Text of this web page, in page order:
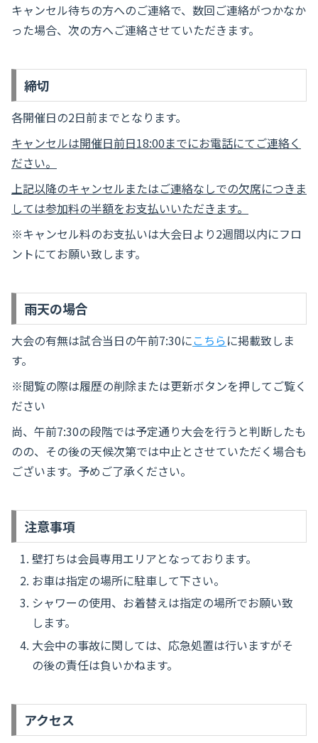
キャンセル待ちの方へのご連絡で、数回ご連絡がつかなか
った場合、次の方へご連絡させていただきます。
締切
各開催日の2日前までとなります。
キャンセルは開催日前日18:00までにお電話にてご連絡く
ださい。
上記以降のキャンセルまたはご連絡なしでの欠席につきま
しては参加料の半額をお支払いいただきます。
※キャンセル料のお支払いは大会日より2週間以内にフロ
ントにてお願い致します。
雨天の場合
大会の有無は試合当日の午前7:30にこちらに掲載致しま
す。
※閲覧の際は履歴の削除または更新ボタンを押してご覧く
ださい
尚、午前7:30の段階では予定通り大会を行うと判断したも
のの、その後の天候次第では中止とさせていただく場合も
ございます。予めご了承ください。
注意事項
壁打ちは会員専用エリアとなっております。
お車は指定の場所に駐車して下さい。
シャワーの使用、お着替えは指定の場所でお願い致
します。
大会中の事故に関しては、応急処置は行いますがそ
の後の責任は負いかねます。
アクセス